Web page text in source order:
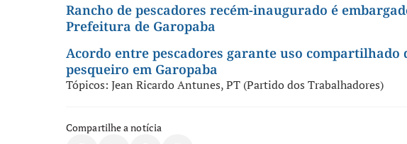
Rancho de pescadores recém-inaugurado é
Prefeitura de Garopaba
Acordo entre pescadores garante uso
pesqueiro em Garopaba
Tópicos: Jean Ricardo Antunes,PT (Partido dos Trabalhadores)
Compartilhe a notícia